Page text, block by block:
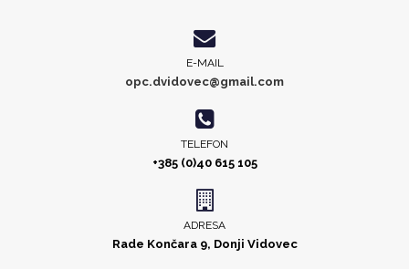
E-MAIL
opc.dvidovec@gmail.com
TELEFON
+385 (0)40 615 105
ADRESA
Rade Končara 9, Donji Vidovec